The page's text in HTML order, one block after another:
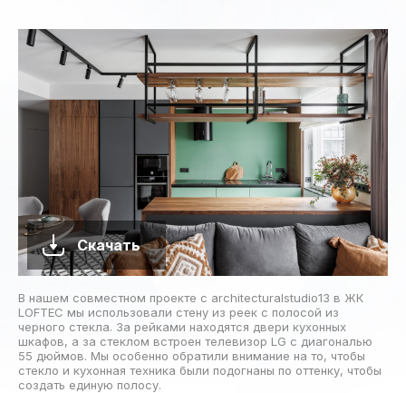
Скачать
В нашем совместном проекте с architecturalstudio13 в ЖК
LOFTEC мы использовали стену из реек с полосой из
черного стекла. За рейками находятся двери кухонных
шкафов, а за стеклом встроен телевизор LG с диагональю
55 дюймов. Мы особенно обратили внимание на то, чтобы
стекло и кухонная техника были подогнаны по оттенку, чтобы
создать единую полосу.